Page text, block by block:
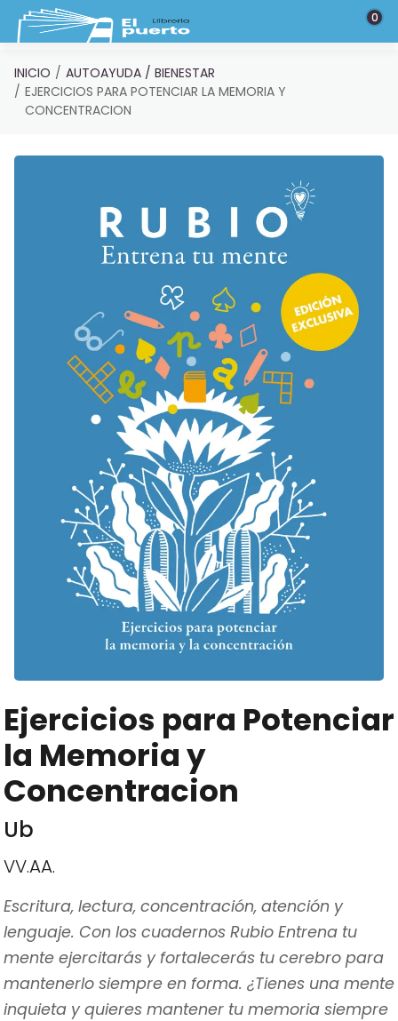
Saltar al contenido principal 0
INICIO
AUTOAYUDA / BIENESTAR
EJERCICIOS PARA POTENCIAR LA MEMORIA Y
CONCENTRACION
Ejercicios para Potenciar
la Memoria y
Concentracion
Ub
VV.AA.
Escritura, lectura, concentración, atención y
lenguaje. Con los cuadernos Rubio Entrena tu
mente ejercitarás y fortalecerás tu cerebro para
mantenerlo siempre en forma. ¿Tienes una mente
inquieta y quieres mantener tu memoria siempre